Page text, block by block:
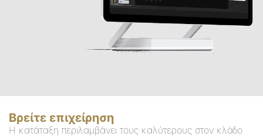
Βρείτε επιχείρηση
Η κατάταξη περιλαμβάνει τους καλύτερους στον κλάδο